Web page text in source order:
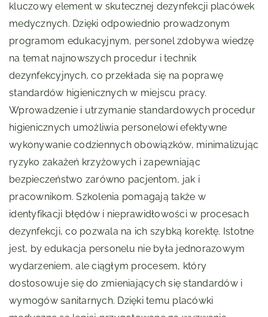
kluczowy element w skutecznej dezynfekcji placówek
medycznych. Dzięki odpowiednio prowadzonym
programom edukacyjnym, personel zdobywa wiedzę
na temat najnowszych procedur i technik
dezynfekcyjnych, co przekłada się na poprawę
standardów higienicznych w miejscu pracy.
Wprowadzenie i utrzymanie standardowych procedur
higienicznych umożliwia personelowi efektywne
wykonywanie codziennych obowiązków, minimalizując
ryzyko zakażeń krzyżowych i zapewniając
bezpieczeństwo zarówno pacjentom, jak i
pracownikom. Szkolenia pomagają także w
identyfikacji błędów i nieprawidłowości w procesach
dezynfekcji, co pozwala na ich szybką korektę. Istotne
jest, by edukacja personelu nie była jednorazowym
wydarzeniem, ale ciągłym procesem, który
dostosowuje się do zmieniających się standardów i
wymogów sanitarnych. Dzięki temu placówki